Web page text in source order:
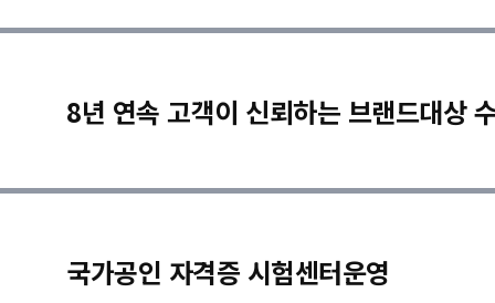
8년 연속 고객이 신뢰하는 브랜드대상
국가공인 자격증 시험센터운영